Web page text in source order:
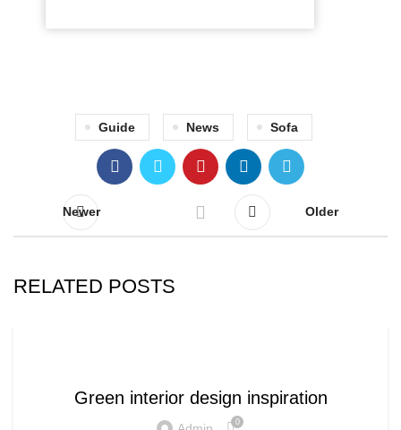
Guide News Sofa
Newer Older
RELATED POSTS
Green interior design inspiration
0